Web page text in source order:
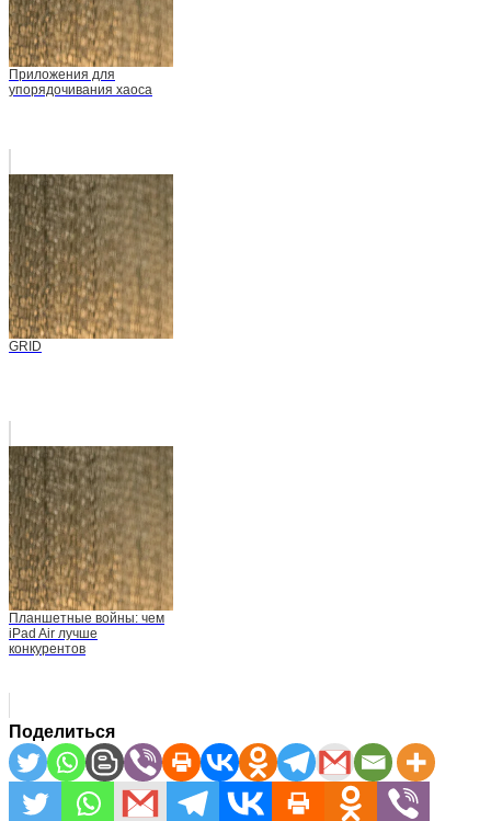
Приложения для
упорядочивания хаоса
GRID
Планшетные войны: чем
iPad Air лучше
конкурентов
Поделиться